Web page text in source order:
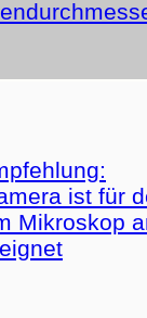
ist für
Mikroskop